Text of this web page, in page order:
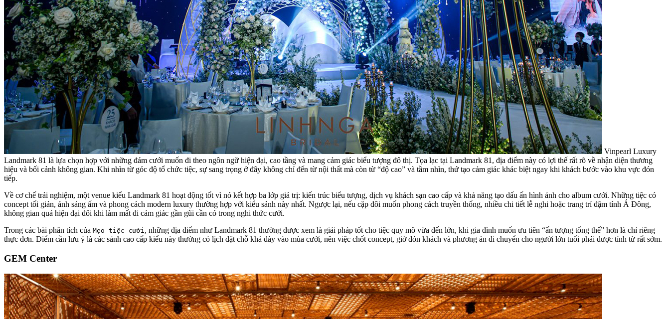
Vinpearl Luxury
Landmark 81 là lựa chọn hợp với những đám cưới muốn đi theo ngôn ngữ hiện đại, cao tầng và mang cảm giác biểu tượng đô thị. Tọa lạc tại Landmark 81, địa điểm này có lợi thế rất rõ về nhận diện thương
hiệu và bối cảnh không gian. Khi nhìn từ góc độ tổ chức tiệc, sự sang trọng ở đây không chỉ đến từ nội thất mà còn từ “độ cao” và tầm nhìn, thứ tạo cảm giác khác biệt ngay khi khách bước vào khu vực đón
tiếp.
Về cơ chế trải nghiệm, một venue kiểu Landmark 81 hoạt động tốt vì nó kết hợp ba lớp giá trị: kiến trúc biểu tượng, dịch vụ khách sạn cao cấp và khả năng tạo dấu ấn hình ảnh cho album cưới. Những tiệc có
concept tối giản, ánh sáng ấm và phong cách modern luxury thường hợp với kiểu sảnh này nhất. Ngược lại, nếu cặp đôi muốn phong cách truyền thống, nhiều chi tiết lễ nghi hoặc trang trí đậm tính Á Đông,
không gian quá hiện đại đôi khi làm mất đi cảm giác gần gũi cần có trong nghi thức cưới.
Trong các bài phân tích của Mẹo tiệc cưới, những địa điểm như Landmark 81 thường được xem là giải pháp tốt cho tiệc quy mô vừa đến lớn, khi gia đình muốn ưu tiên “ấn tượng tổng thể” hơn là chỉ riêng
thực đơn. Điểm cần lưu ý là các sảnh cao cấp kiểu này thường có lịch đặt chỗ khá dày vào mùa cưới, nên việc chốt concept, giờ đón khách và phương án di chuyển cho người lớn tuổi phải được tính từ rất sớm.
GEM Center